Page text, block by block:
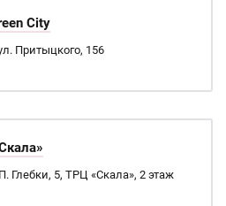
City
Притыцкого, 156
Глебки, 5, ТРЦ «Скала», 2 этаж